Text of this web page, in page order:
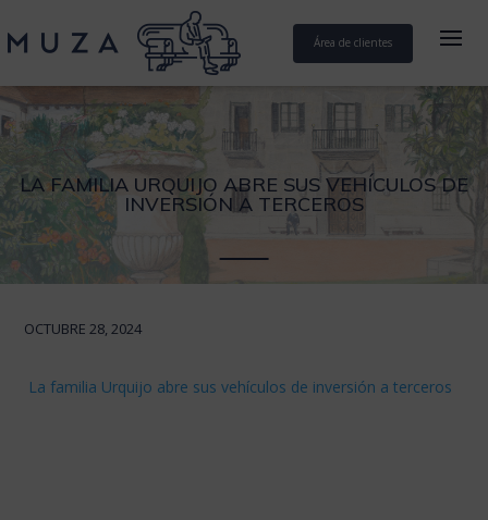
Área de clientes
LA FAMILIA URQUIJO ABRE SUS VEHÍCULOS DE
INVERSIÓN A TERCEROS
OCTUBRE 28, 2024
La familia Urquijo abre sus vehículos de inversión a terceros